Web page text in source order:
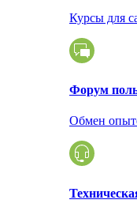
Курсы для
Форум
Обмен